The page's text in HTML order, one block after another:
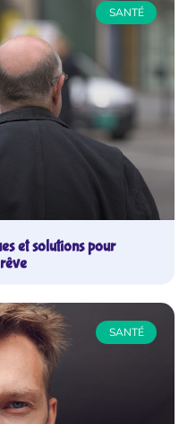
SANTÉ
et solutions pour
SANTÉ